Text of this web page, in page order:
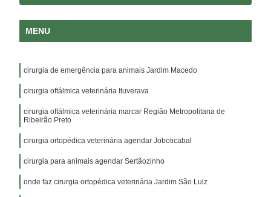
MENU
cirurgia de emergência para animais Jardim Macedo
cirurgia oftálmica veterinária Ituverava
cirurgia oftálmica veterinária marcar Região Metropolitana de
Ribeirão Preto
cirurgia ortopédica veterinária agendar Joboticabal
cirurgia para animais agendar Sertãozinho
onde faz cirurgia ortopédica veterinária Jardim São Luiz